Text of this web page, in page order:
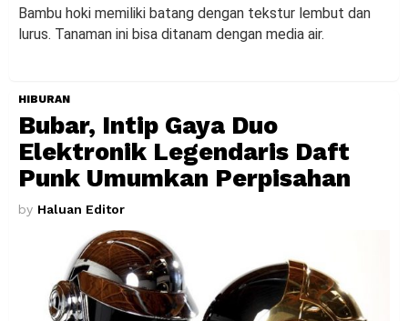
Bambu hoki memiliki batang dengan tekstur lembut dan
lurus. Tanaman ini bisa ditanam dengan media air.
HIBURAN
Bubar, Intip Gaya Duo
Elektronik Legendaris Daft
Punk Umumkan Perpisahan
by Haluan Editor